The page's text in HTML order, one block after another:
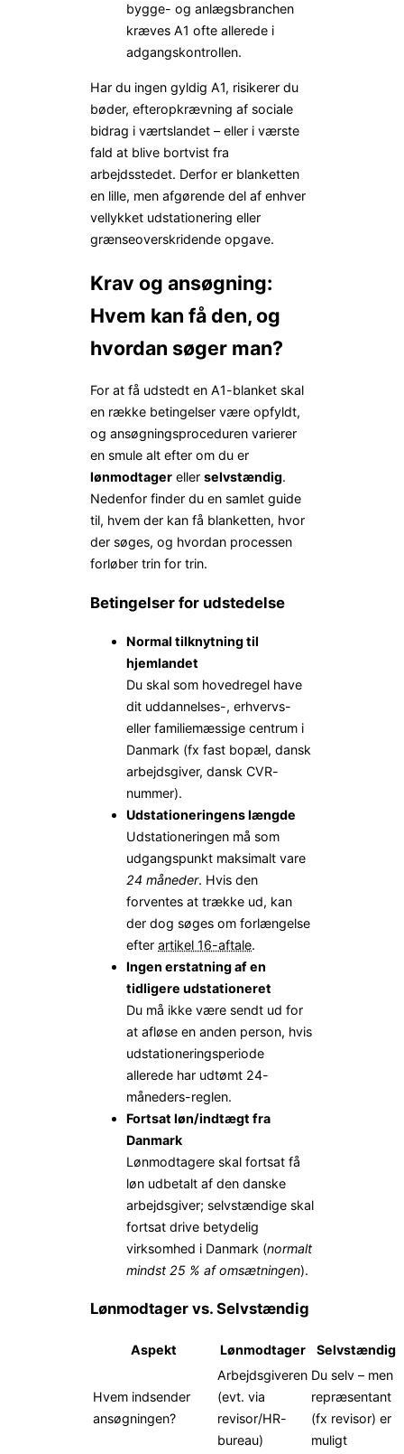
bygge- og anlægsbranchen
kræves A1 ofte allerede i
adgangskontrollen.
Har du ingen gyldig A1, risikerer du
bøder, efteropkrævning af sociale
bidrag i værtslandet – eller i værste
fald at blive bortvist fra
arbejdsstedet. Derfor er blanketten
en lille, men afgørende del af enhver
vellykket udstationering eller
grænseoverskridende opgave.
Krav og ansøgning:
Hvem kan få den, og
hvordan søger man?
For at få udstedt en A1-blanket skal
en række betingelser være opfyldt,
og ansøgnings­proceduren varierer
en smule alt efter om du er
lønmodtager eller selvstændig.
Nedenfor finder du en samlet guide
til, hvem der kan få blanketten, hvor
der søges, og hvordan processen
forløber trin for trin.
Betingelser for udstedelse
Normal tilknytning til
hjemlandet
Du skal som hovedregel have
dit uddannelses-, erhvervs-
eller familiemæssige centrum i
Danmark (fx fast bopæl, dansk
arbejdsgiver, dansk CVR-
nummer).
Udstationeringens længde
Udstationeringen må som
udgangspunkt maksimalt vare
24 måneder. Hvis den
forventes at trække ud, kan
der dog søges om forlængelse
efter artikel 16-aftale.
Ingen erstatning af en
tidligere udstationeret
Du må ikke være sendt ud for
at afløse en anden person, hvis
udstationerings­periode
allerede har udtømt 24-
måneders-reglen.
Fortsat løn/indtægt fra
Danmark
Lønmodtagere skal fortsat få
løn udbetalt af den danske
arbejdsgiver; selvstændige skal
fortsat drive betydelig
virksomhed i Danmark (normalt
mindst 25 % af omsætningen).
Lønmodtager vs. Selvstændig
Aspekt Lønmodtager Selvstændig
Hvem indsender
ansøgningen?
Arbejdsgiveren
(evt. via
revisor/HR-
bureau)
Du selv – men
repræsentant
(fx revisor) er
muligt